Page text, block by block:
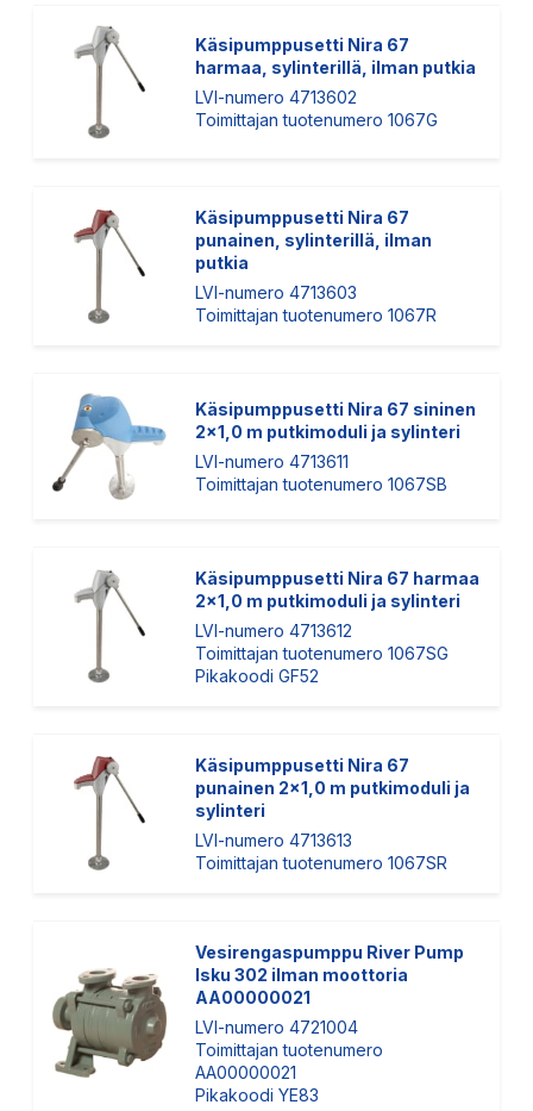
Käsipumppusetti Nira 67
harmaa, sylinterillä, ilman putkia
LVI-numero 4713602
Toimittajan tuotenumero 1067G
Käsipumppusetti Nira 67
punainen, sylinterillä, ilman
putkia
LVI-numero 4713603
Toimittajan tuotenumero 1067R
Käsipumppusetti Nira 67 sininen
2x1,0 m putkimoduli ja sylinteri
LVI-numero 4713611
Toimittajan tuotenumero 1067SB
Käsipumppusetti Nira 67 harmaa
2x1,0 m putkimoduli ja sylinteri
LVI-numero 4713612
Toimittajan tuotenumero 1067SG
Pikakoodi GF52
Käsipumppusetti Nira 67
punainen 2x1,0 m putkimoduli ja
sylinteri
LVI-numero 4713613
Toimittajan tuotenumero 1067SR
Vesirengaspumppu River Pump
Isku 302 ilman moottoria
AA00000021
LVI-numero 4721004
Toimittajan tuotenumero
AA00000021
Pikakoodi YE83